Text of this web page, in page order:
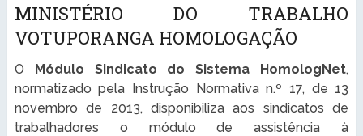
MINISTÉRIO DO TRABALHO
VOTUPORANGA HOMOLOGAÇÃO
O Módulo Sindicato do Sistema HomologNet,
normatizado pela Instrução Normativa n.º 17, de 13
novembro de 2013, disponibiliza aos sindicatos de
trabalhadores o módulo de assistência à